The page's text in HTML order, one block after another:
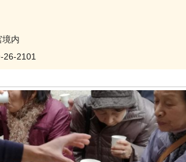
内
26-2101